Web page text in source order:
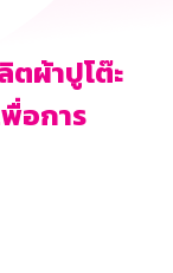
ตผ้าปูโต๊ะ
อการ